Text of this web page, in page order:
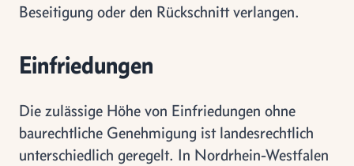
Beseitigung oder den Rückschnitt verlangen.
Einfriedungen
Die zulässige Höhe von Einfriedungen ohne
baurechtliche Genehmigung ist landesrechtlich
unterschiedlich geregelt. In Nordrhein-Westfalen